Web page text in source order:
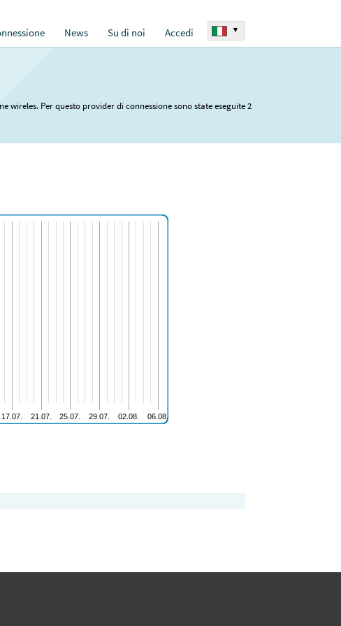
News Su di noi Accedi ▾
Per questo provider di connessione sono state eseguite 2